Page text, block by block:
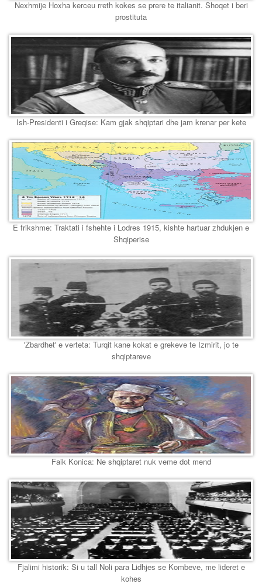
Nexhmije Hoxha kerceu rreth kokes se prere te italianit. Shoqet i beri
prostituta
Ish-Presidenti i Greqise: Kam gjak shqiptari dhe jam krenar per kete
E frikshme: Traktati i fshehte i Lodres 1915, kishte hartuar zhdukjen e
Shqiperise
'Zbardhet' e verteta: Turqit kane kokat e grekeve te Izmirit, jo te
shqiptareve
Faik Konica: Ne shqiptaret nuk veme dot mend
Fjalimi historik: Si u tall Noli para Lidhjes se Kombeve, me lideret e
kohes